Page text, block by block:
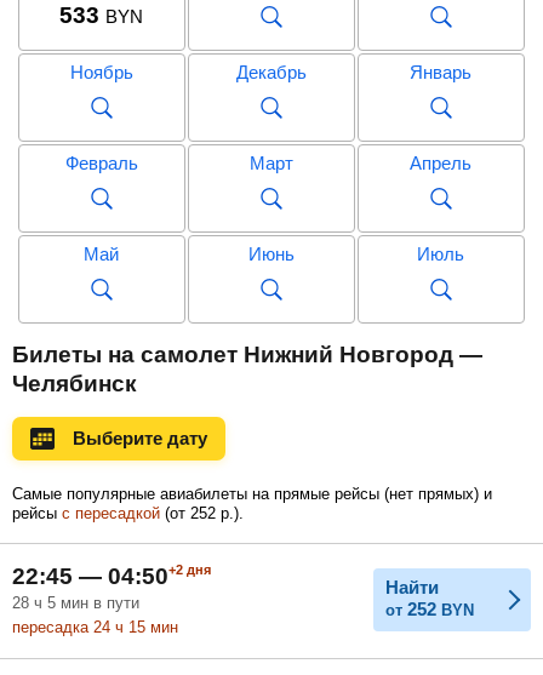
533 BYN
Ноябрь Декабрь Январь
Февраль Март Апрель
Май Июнь Июль
1 096 BYN
Сентябрь
Ноябрь
Февраль
Май Июль
Билеты на самолет Нижний Новгород —
Челябинск
Выберите дату
Самые популярные авиабилеты на прямые рейсы (нет прямых) и
рейсы с пересадкой (от 252 р. ).
22:45 — 04:50+2 дня
28 ч 5 мин в пути
пересадка 24 ч 15 мин
Найти
от 252 BYN